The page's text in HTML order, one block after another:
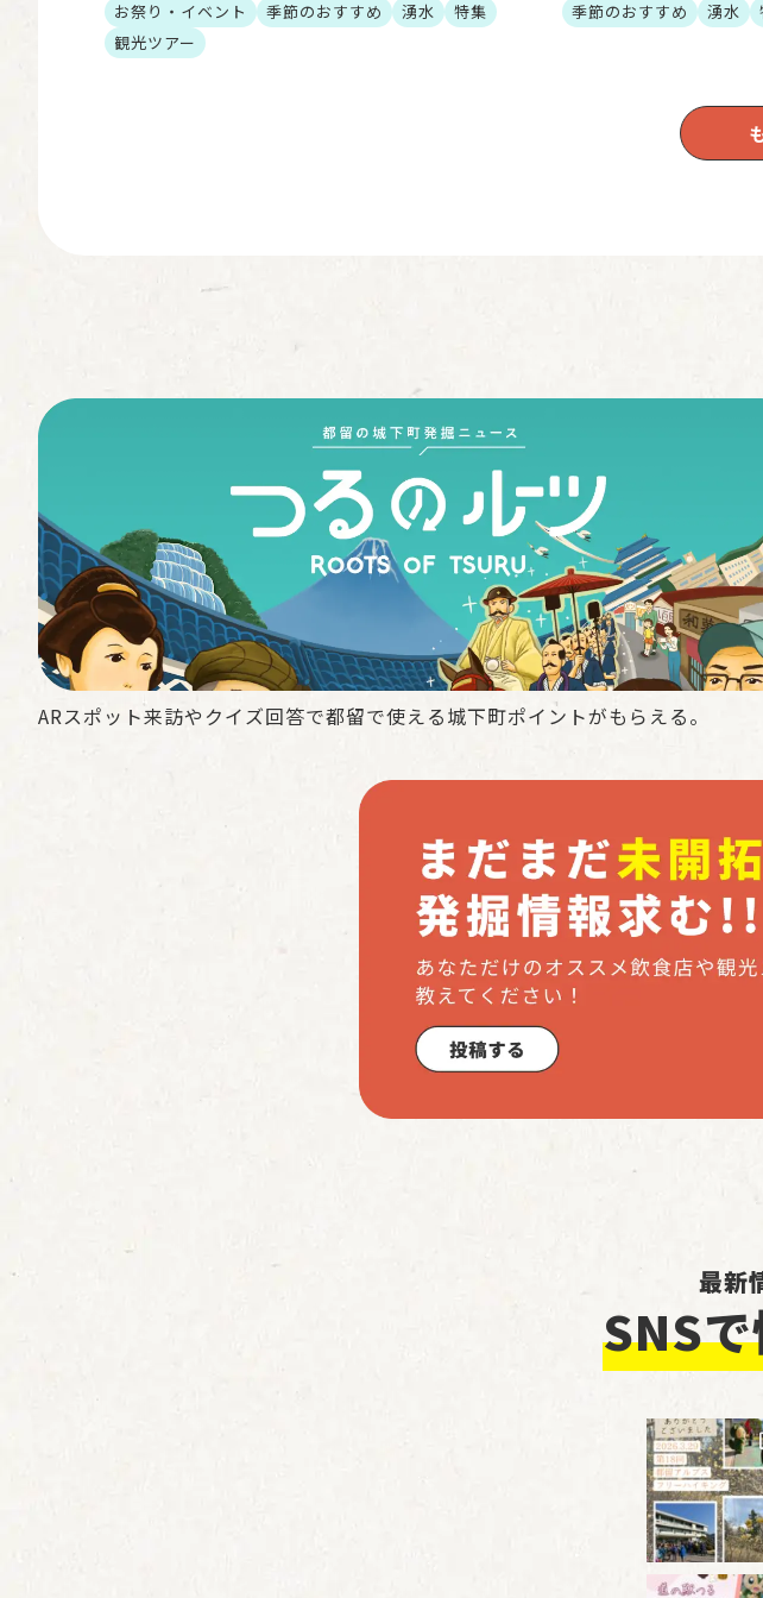
ご予約は都留市 […]
お祭り・イベント 季節のおすすめ 湧水
特集
観光ツアー
流水が長い年月を […]
季節のおすすめ 湧水
ARスポット来訪やクイズ回答で都留で使える城下町ポイントがもらえる。
最新
SNS